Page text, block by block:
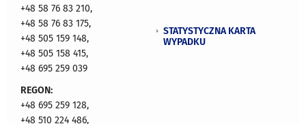
+48 58 76 83 210,
+48 58 76 83 175,
+48 505 159 148,
+48 505 158 415,
+48 695 259 039
REGON:
+48 695 259 128,
+48 510 224 486,
STATYSTYCZNA KARTA
WYPADKU